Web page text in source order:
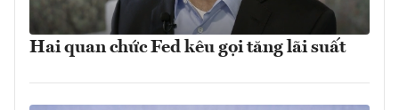
Hai quan chức Fed kêu gọi tăng lãi suất